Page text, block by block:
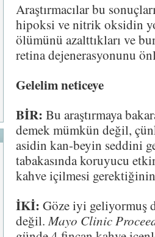
Araştırmacılar bu
hipoksi ve nitrik oksidin
ölümünü azalttıkları ve
retina dejenerasyonunu
Gelelim neticeye
BİR: Bu araştırmaya
demek mümkün değil,
asidin kan-beyin seddini
tabakasında koruyucu
kahve içilmesi
İKİ: Göze iyi geliyormuş
değil. Mayo Clinic